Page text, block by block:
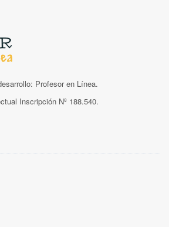
Profesor en Línea.
Inscripción Nº 188.540.